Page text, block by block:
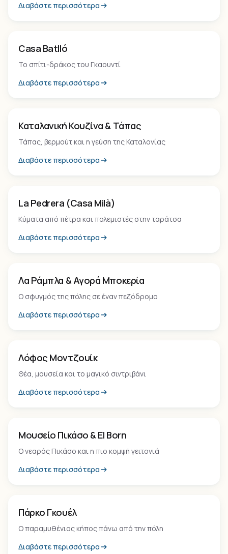
Διαβάστε περισσότερα
Casa Batlló
Το σπίτι-δράκος του Γκαουντί
Διαβάστε περισσότερα
Καταλανική Κουζίνα & Τάπας
Τάπας, βερμούτ και η γεύση της Καταλονίας
Διαβάστε περισσότερα
La Pedrera (Casa Milà)
Κύματα από πέτρα και πολεμιστές στην ταράτσα
Διαβάστε περισσότερα
Τοπόσημο
Λα Ράμπλα & Αγορά Μποκερία
Ο σφυγμός της πόλης σε έναν πεζόδρομο
Διαβάστε περισσότερα
Φυσικό Πάρκο
Λόφος Μοντζουίκ
Θέα, μουσεία και το μαγικό σιντριβάνι
Διαβάστε περισσότερα
Μουσείο Πικάσο & El Born
Ο νεαρός Πικάσο και η πιο κομψή γειτονιά
Διαβάστε περισσότερα
Φυσικό Πάρκο
Πάρκο Γκουέλ
Ο παραμυθένιος κήπος πάνω από την πόλη
Διαβάστε περισσότερα